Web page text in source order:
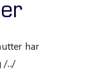
har
/../